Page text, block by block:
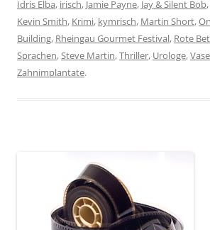
Idris Elba, irisch, Jamie Payne, Jay & Silent Bob,
Kevin Smith, Krimi, kymrisch, Martin Short,
Building, Rheingau Gourmet Festival, Rote
Sprachen,Steve Martin,Thriller, Urologe,
Zahnimplantate.